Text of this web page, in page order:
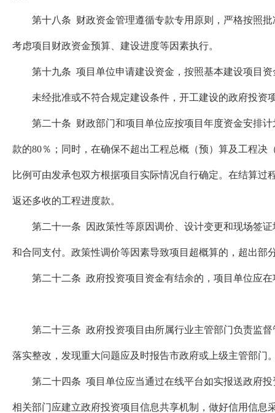
第十八条 财政资金管理遵循专款专用原则，严格按照批
考虑项目财政资金预算、建设进度等因素执行。
第十九条 项目单位申请建设资金，按照基本建设项目资
未经批准或不符合规定建设条件，开工建设的政府投资
第二十条 财政部门和项目单位应按项目年度资金安排计
款的80％；同时，在确保不超出工程总概（预）算及工程
比例可由发承包双方根据项目实际情况自行确定。在结算
返还多收的工程进度款。
第二十一条 因政策性等原因调价、设计变更和现场签证
和合同支付。政策性调价等因素导致项目超概算的，超出部
第二十二条 政府投资项目资金有结余的，项目单位应在
第二十三条 政府投资项目由所属行业主管部门负责监督
落实整改，发现重大问题应及时报告市政府或上级主管部
第二十四条 项目单位应当通过在线平台如实报送政府投
相关部门应建立政府投资项目信息共享机制，做好信用信息